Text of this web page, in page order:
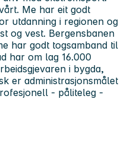
Me har eit godt
utdanning i regionen og
og vest. Bergensbanen
har godt togsamband til
har om lag 16.000
i bygda,
er administrasjonsmålet
- påliteleg -